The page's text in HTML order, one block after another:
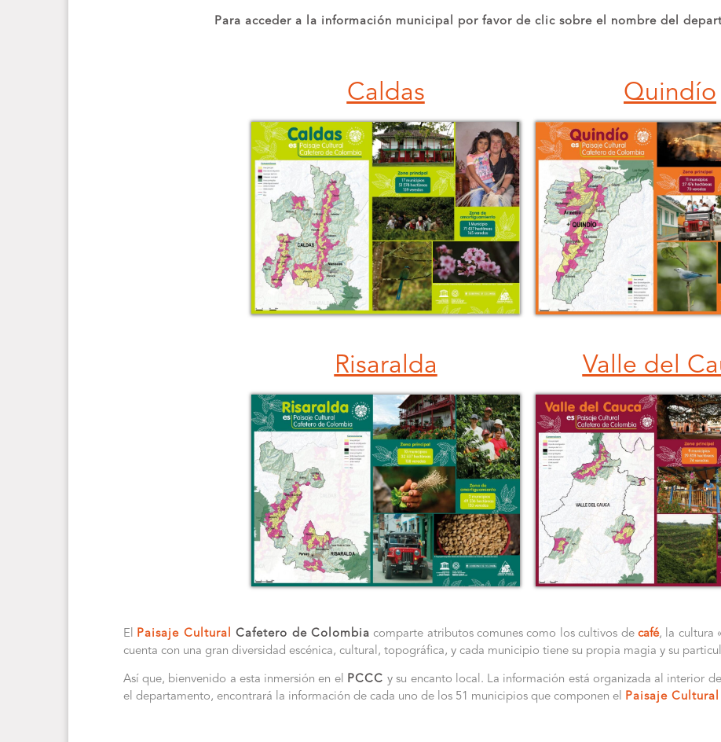
Para acceder a la información municipal por favor de clic sobre el nombre del
Caldas Quindío
Risaralda Valle del
El Paisaje Cultural Cafetero de Colombia comparte atributos comunes como los cultivos de café, la cultura
cuenta con una gran diversidad escénica, cultural, topográfica, y cada municipio tiene su propia magia y su
Así que, bienvenido a esta inmersión en el PCCCy su encanto local. La información está organizada al interior de
el departamento, encontrará la información de cada uno de los 51 municipios que componen el Paisaje Cultural